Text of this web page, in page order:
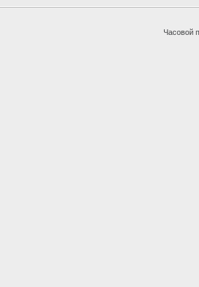
Часовой